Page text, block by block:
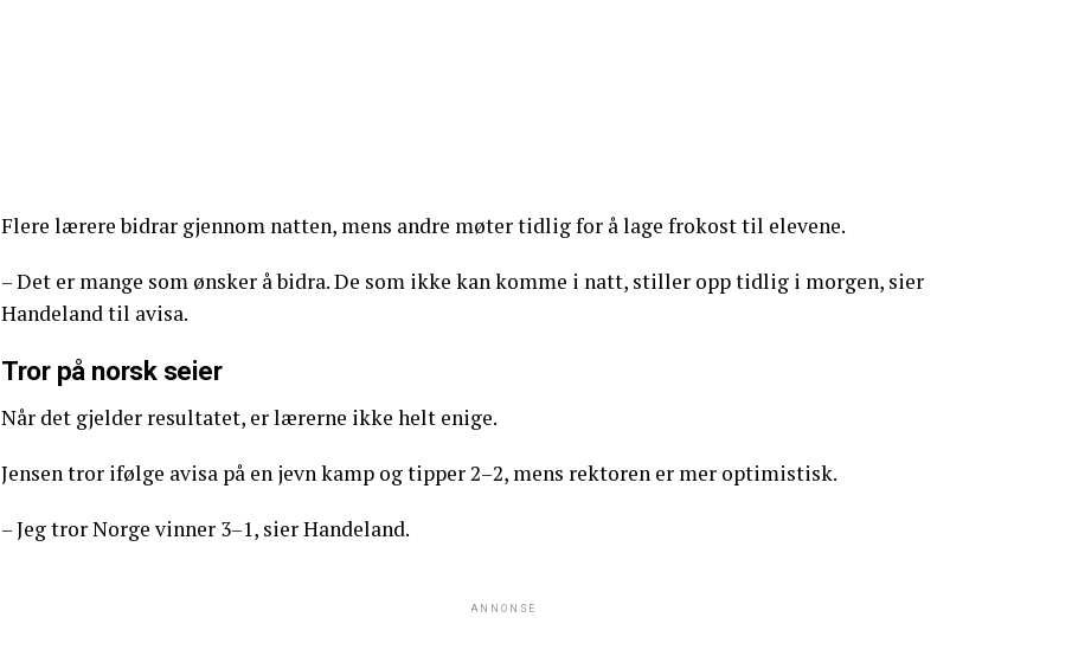
Flere lærere bidrar gjennom natten, mens andre møter tidlig for å lage frokost til elevene.
– Det er mange som ønsker å bidra. De som ikke kan komme i natt, stiller opp tidlig i morgen, sier
Handeland til avisa.
Tror på norsk seier
Når det gjelder resultatet, er lærerne ikke helt enige.
Jensen tror ifølge avisa på en jevn kamp og tipper 2–2, mens rektoren er mer optimistisk.
– Jeg tror Norge vinner 3–1, sier Handeland.
ANNONSE